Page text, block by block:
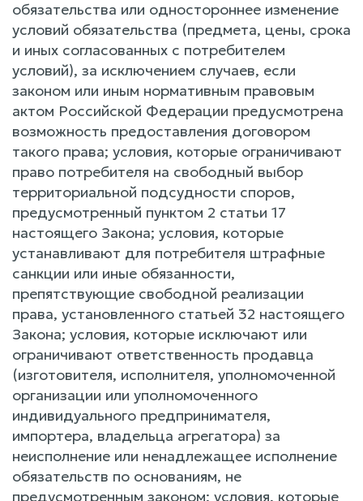
обязательства или одностороннее изменение
условий обязательства (предмета, цены, срока
и иных согласованных с потребителем
условий), за исключением случаев, если
законом или иным нормативным правовым
актом Российской Федерации предусмотрена
возможность предоставления договором
такого права; условия, которые ограничивают
право потребителя на свободный выбор
территориальной подсудности споров,
предусмотренный пунктом 2 статьи 17
настоящего Закона; условия, которые
устанавливают для потребителя штрафные
санкции или иные обязанности,
препятствующие свободной реализации
права, установленного статьей 32 настоящего
Закона; условия, которые исключают или
ограничивают ответственность продавца
(изготовителя, исполнителя, уполномоченной
организации или уполномоченного
индивидуального предпринимателя,
импортера, владельца агрегатора) за
неисполнение или ненадлежащее исполнение
обязательств по основаниям, не
предусмотренным законом; условия, которые